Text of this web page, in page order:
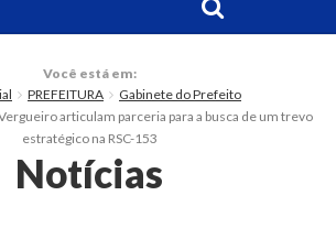
Você está em:
PREFEITURA
Gabinete do Prefeito
articulam parceria para a busca de um trevo
estratégico na RSC-153
Notícias